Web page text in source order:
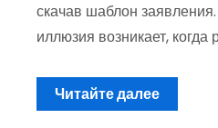
скачав шаблон
иллюзия возникает, когда
Читайте далее